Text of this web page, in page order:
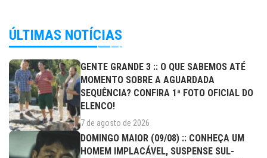
ÚLTIMAS NOTÍCIAS
GENTE GRANDE 3 :: O QUE SABEMOS ATÉ
MOMENTO SOBRE A AGUARDADA
SEQUÊNCIA? CONFIRA 1ª FOTO OFICIAL DO
ELENCO!
7 de agosto de 2026
DOMINGO MAIOR (09/08) :: CONHEÇA UM
HOMEM IMPLACÁVEL, SUSPENSE SUL-